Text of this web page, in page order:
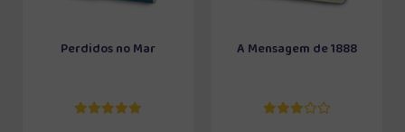
Perdidos no Mar A Mensagem de 1888